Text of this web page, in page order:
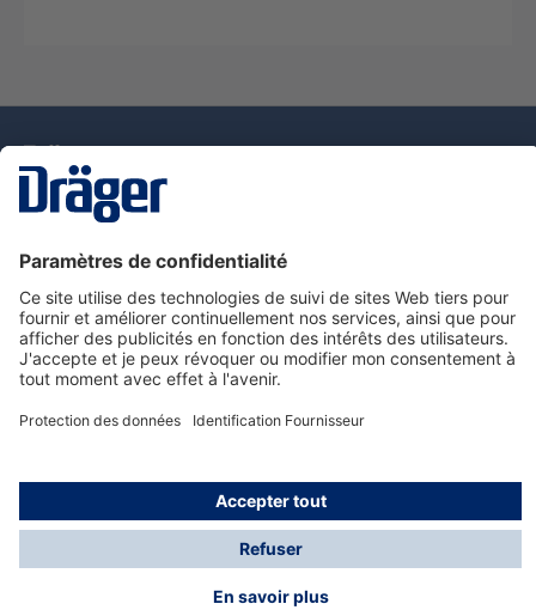
Nous contacter
Service de e-commande Dräger
Informations sur les produits
© Dräger France SAS, 2024
*Prix hors taxe. Frais de gestion et de livraison standard
offerts; Indépendamment de la valeur ou du volume de